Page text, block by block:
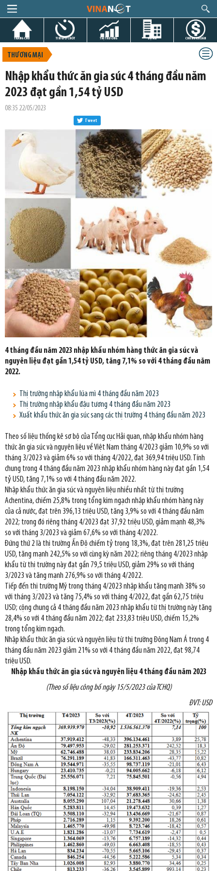
TRANG CHỦ TIN GIỜ CHÓT THỊ TRƯỜNG DỰ ÁN CHỨNG KHOÁN
THƯƠNG MẠI
Nhập khẩu thức ăn gia súc 4 tháng đầu năm
2023 đạt gần 1,54 tỷ USD
08:35 22/05/2023
Tweet
4 tháng đầu năm 2023 nhập khẩu nhóm hàng thức ăn gia súc và
nguyên liệu đạt gần 1,54 tỷ USD, tăng 7,1% so với 4 tháng đầu năm
2022.
Thị trường nhập khẩu lúa mì 4 tháng đầu năm 2023
Thị trường nhập khẩu đậu tương 4 tháng đầu năm 2023
Xuất khẩu thức ăn gia súc sang các thị trường 4 tháng đầu năm 2023
Theo số liệu thống kê sơ bộ của Tổng cục Hải quan, nhập khẩu nhóm hàng
thức ăn gia súc và nguyên liệu về Việt Nam tháng 4/2023 giảm 10,9% so với
tháng 3/2023 và giảm 6% so với tháng 4/2022, đạt 369,94 triệu USD. Tính
chung trong 4 tháng đầu năm 2023 nhập khẩu nhóm hàng này đạt gần 1,54
tỷ USD, tăng 7,1% so với 4 tháng đầu năm 2022.
Nhập khẩu thức ăn gia súc và nguyên liệu nhiều nhất từ thị trường
Achentina, chiếm 25,8% trong tổng kim ngạch nhập khẩu nhóm hàng này
của cả nước, đạt trên 396,13 triệu USD, tăng 3,9% so với 4 tháng đầu năm
2022; trong đó riêng tháng 4/2023 đạt 37,92 triệu USD, giảm mạnh 48,3%
so với tháng 3/2023 và giảm 67,6% so với tháng 4/2022.
Đứng thứ 2 là thị trường Ấn Độ chiếm tỷ trọng 18,3%, đạt trên 281,25 triệu
USD, tăng mạnh 242,5% so với cùng kỳ năm 2022; riêng tháng 4/2023 nhập
khẩu từ thị trường này đạt gần 79,5 triệu USD, giảm 29% so với tháng
3/2023 và tăng mạnh 276,9% so với tháng 4/2022.
Tiếp đến thị trường Mỹ trong tháng 4/2023 nhập khẩu tăng mạnh 38% so
với tháng 3/2023 và tăng 75,4% so với tháng 4/2022, đạt gần 62,75 triệu
USD; cộng chung cả 4 tháng đầu năm 2023 nhập khẩu từ thị trường này tăng
28,4% so với 4 tháng đầu năm 2022; đạt 233,83 triệu USD, chiếm 15,2%
trong tổng kim ngạch.
Nhập khẩu thức ăn gia súc và nguyên liệu từ thị trường Đông Nam Á trong 4
tháng đầu năm 2023 giảm 21% so với 4 tháng đầu năm 2022, đạt 98,74
triệu USD.
Nhập khẩu thức ăn gia súc và nguyên liệu 4 tháng đầu năm 2023
(Theo số liệu công bố ngày 15/5/2023 của TCHQ)
ĐVT: USD